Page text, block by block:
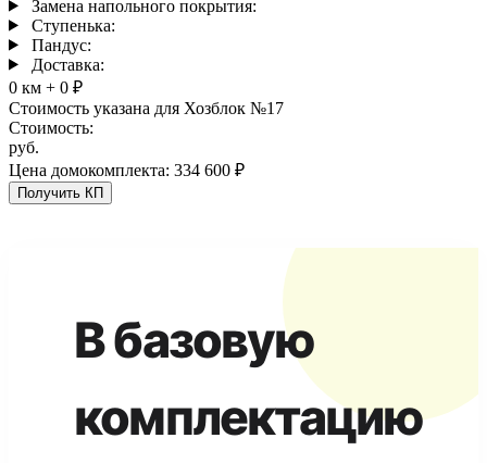
Замена напольного покрытия:
Ступенька:
Пандус:
Доставка:
0 км + 0 ₽
Стоимость указана для Хозблок №17
Стоимость:
руб.
Цена домокомплекта: 334 600 ₽
В базовую
комплектацию